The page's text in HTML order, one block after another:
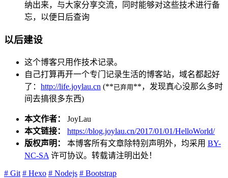
纳出来，与大家分享交流，同时能够对这些技术进行备
忘，以便日后查询
以后建设
这个博客只用作技术记录。
自己打算再开一个专门记录生活的博客站，域名都起好
了： http://life.joylau.cn (**已弃用 **，发现真心没那么多时
间去搞很多东西)
本文作者： JoyLau
本文链接：
https://blog.joylau.cn/2017/01/01/HelloWorld/
版权声明： 本博客所有文章除特别声明外，均采用 BY-
NC-SA 许可协议。转载请注明出处！
# Git # Hexo # Nodejs # Bootstrap